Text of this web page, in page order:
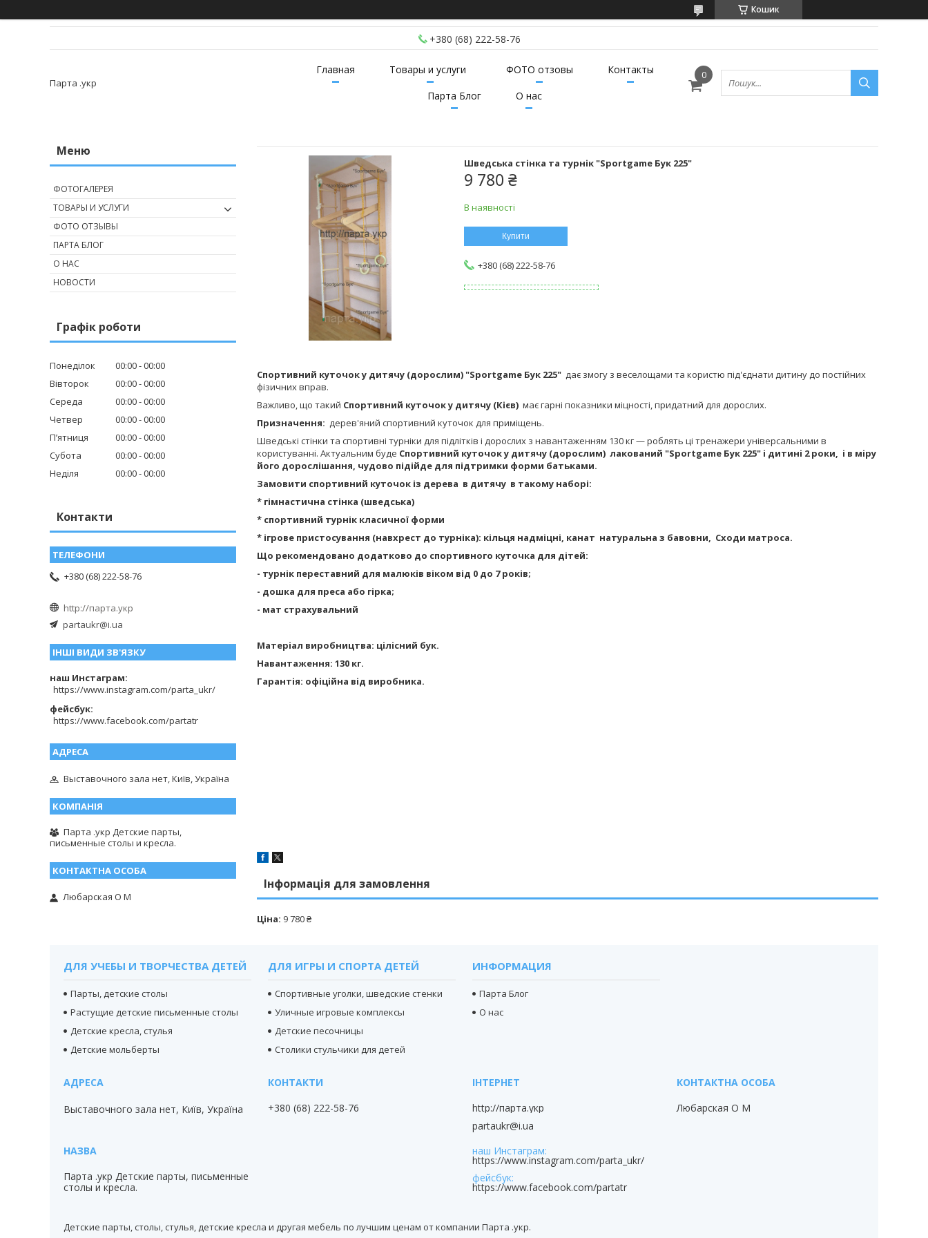
Кошик
+380 (68) 222-58-76
Парта .укр
Главная Товары и услуги ФОТО отзовы
Контакты
Парта Блог
О нас
Шведська стінка та турнік "Sportgame Бук 225"
9 780 ₴
В наявності
Купити
+380 (68) 222-58-76
Спортивний куточок у дитячу (дорослим) "Sportgame Бук 225" дає змогу з веселощами та користю під'єднати дитину до постійних
фізичних вправ.
Важливо, що такий Спортивний куточок у дитячу (Кієв) має гарні показники міцності, придатний для дорослих.
Призначення: дерев'яний спортивний куточок для приміщень.
Шведські стінки та спортивні турніки для підлітків і дорослих з навантаженням 130 кг — роблять ці тренажери універсальними в
користуванні. Актуальним буде Спортивний куточок у дитячу (дорослим) лакований "Sportgame Бук 225" і дитині 2 роки, і в міру
його дорослішання, чудово підійде для підтримки форми батьками.
Замовити спортивний куточок із дерева в дитячу в такому наборі:
* гімнастична стінка (шведська)
* спортивний турнік класичної форми
* ігрове пристосування (навхрест до турніка): кільця надміцні, канат натуральна з бавовни, Сходи матроса.
Що рекомендовано додатково до спортивного куточка для дітей:
- турнік переставний для малюків віком від 0 до 7 років;
- дошка для преса або гірка;
- мат страхувальний
Матеріал виробництва: цілісний бук.
Навантаження: 130 кг.
Гарантія: офіційна від виробника.
Інформація для замовлення
Ціна: 9 780 ₴
ФОТОГАЛЕРЕЯ
ТОВАРЫ И УСЛУГИ
ФОТО ОТЗЫВЫ
ПАРТА БЛОГ
О НАС
НОВОСТИ
Графік роботи
Понеділок 00:00 00:00
Вівторок
00:00 00:00
Середа
00:00 00:00
Четвер
00:00 00:00
Пʼятниця
00:00 00:00
Субота
00:00 00:00
Неділя
00:00 00:00
Контакти
+380 (68) 222-58-76
http://парта.укр
partaukr@i.ua
ІНШІ ВИДИ ЗВ'ЯЗКУ
наш Инстаграм
https://www.instagram.com/parta_ukr/
фейсбук
https://www.facebook.com/partatr
Выставочного зала нет, Київ, Україна
Парта .укр Детские парты,
письменные столы и кресла.
Любарская О М
ДЛЯ УЧЕБЫ И ТВОРЧЕСТВА ДЕТЕЙ
Парты, детские столы
Растущие детские письменные столы
Детские кресла, стулья
Детские мольберты
ДЛЯ ИГРЫ И СПОРТА ДЕТЕЙ
Спортивные уголки, шведские стенки
Уличные игровые комплексы
Детские песочницы
Столики стульчики для детей
ИНФОРМАЦИЯ
Парта Блог
О нас
Выставочного зала нет, Київ, Україна
Парта .укр Детские парты, письменные
столы и кресла.
+380 (68) 222-58-76
http://парта.укр
partaukr@i.ua
наш Инстаграм
https://www.instagram.com/parta_ukr/
фейсбук
https://www.facebook.com/partatr
Любарская О М
Детские парты, столы, стулья, детские кресла и другая мебель по лучшим ценам от компании Парта .укр.